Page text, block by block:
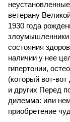
ветерану
1930 года
злоумышленники
состояния
наличии у нее
гипертонии,
(который вот-вот
и других Перед
дилемма: или
приобретение